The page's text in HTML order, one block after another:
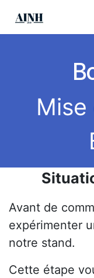
Avant de
expérimenter
notre stand.
Cette étape